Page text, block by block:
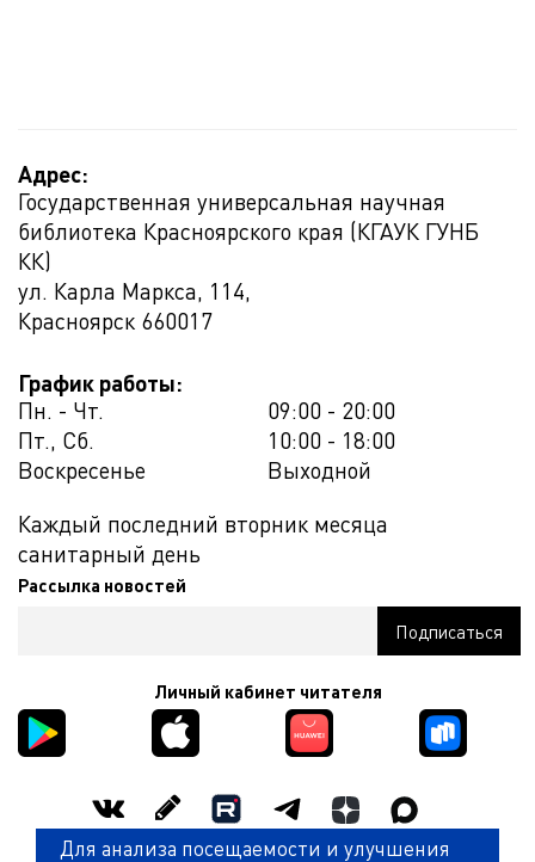
Адрес:
Государственная универсальная научная
библиотека Красноярского края (КГАУК ГУНБ
КК)
ул. Карла Маркса, 114,
Красноярск 660017
График работы:
Пн. - Чт.
09:00 - 20:00
Пт., Сб.
10:00 - 18:00
Воскресенье
Выходной
Каждый последний вторник месяца
санитарный день
Рассылка новостей
Личный кабинет читателя
Для анализа посещаемости и улучшения